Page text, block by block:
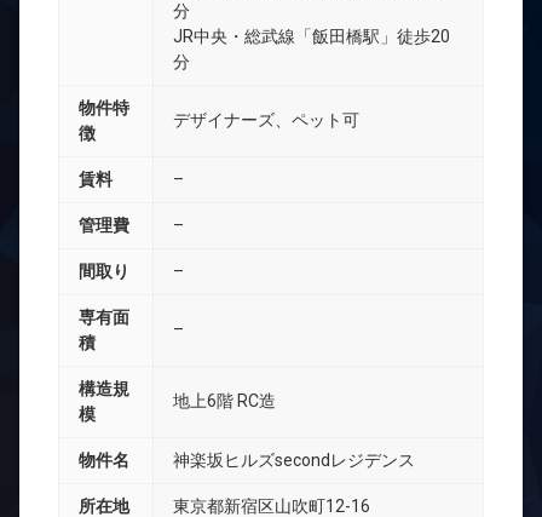
分
JR中央・総武線「飯田橋駅」徒歩20
分
物件特
徴
デザイナーズ、ペット可
賃料 –
管理費 –
間取り –
専有面
積
–
構造規
模
地上6階 RC造
物件名 神楽坂ヒルズsecondレジデンス
所在地 東京都新宿区山吹町12-16